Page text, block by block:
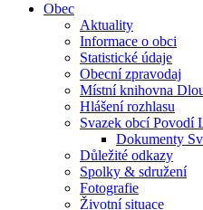
Obec
Aktuality
Informace o obci
Statistické údaje
Obecní zpravodaj
Místní knihovna
Hlášení rozhlasu
Svazek obcí Povodí
Dokumenty
Důležité odkazy
Spolky & sdružení
Fotografie
Životní situace